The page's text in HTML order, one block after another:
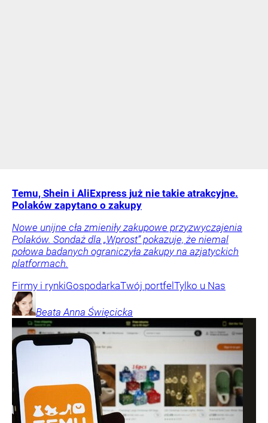
Temu, Shein i AliExpress już nie takie atrakcyjne.
Polaków zapytano o zakupy
Nowe unijne cła zmieniły zakupowe przyzwyczajenia
Polaków. Sondaż dla „Wprost” pokazuje, że niemal
połowa badanych ograniczyła zakupy na azjatyckich
platformach.
Firmy i rynkiGospodarkaTwój portfelTylko u Nas
Beata Anna Święcicka